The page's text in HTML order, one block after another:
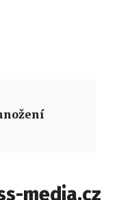
media.cz